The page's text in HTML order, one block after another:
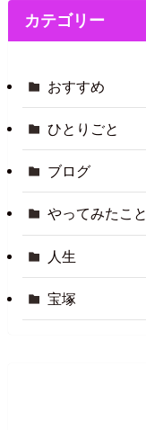
カテゴリー
おすすめ
ひとりごと
ブログ
やってみたこと
人生
宝塚